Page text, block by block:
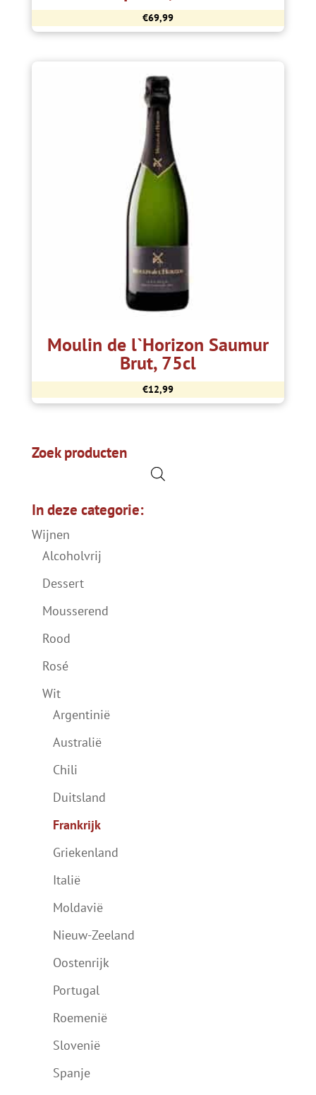
€69,99
Moulin de l`Horizon Saumur
Brut, 75cl
€12,99
Zoek producten
In deze categorie:
Wijnen
Alcoholvrij
Dessert
Mousserend
Rood
Rosé
Wit
Argentinië
Australië
Chili
Duitsland
Frankrijk
Griekenland
Italië
Moldavië
Nieuw-Zeeland
Oostenrijk
Portugal
Roemenië
Slovenië
Spanje